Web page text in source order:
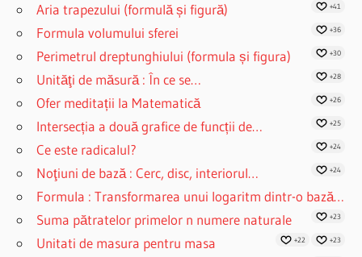
Aria trapezului (formulă și figură) +41
Formula volumului sferei +36
Perimetrul dreptunghiului (formula și figura) +30
Unităţi de măsură : În ce se… +28
Ofer meditații la Matematică +26
Intersecția a două grafice de funcții de… +25
Ce este radicalul? +24
Noţiuni de bază : Cerc, disc, interiorul… +24
Formula : Transformarea unui logaritm dintr-o bază…
+23
Suma pătratelor primelor n numere naturale
+23
Unitati de masura pentru masa +22